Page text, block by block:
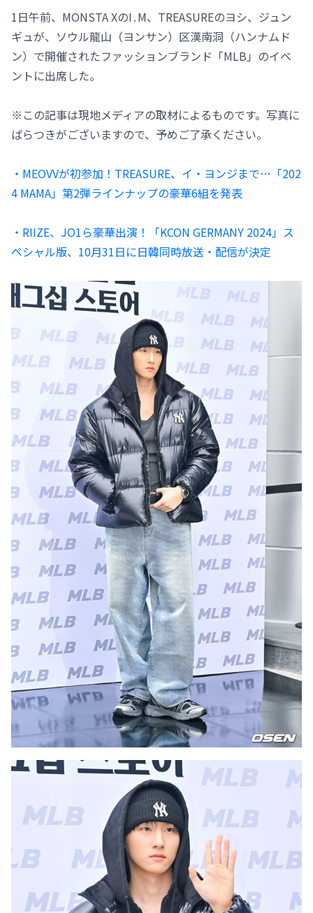
1日午前、MONSTA XのI․M、TREASUREのヨシ、ジュン
ギュが、ソウル龍山（ヨンサン）区漢南洞（ハンナムド
ン）で開催されたファッションブランド「MLB」のイベ
ントに出席した。
※この記事は現地メディアの取材によるものです。写真に
ばらつきがございますので、予めご了承ください。
・MEOVVが初参加！TREASURE、イ・ヨンジまで…「202
4 MAMA」第2弾ラインナップの豪華6組を発表
・RIIZE、JO1ら豪華出演！「KCON GERMANY 2024」ス
ペシャル版、10月31日に日韓同時放送・配信が決定